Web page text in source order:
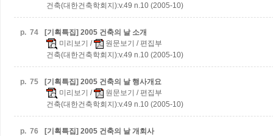
건축(대한건축학회지):v.49 n.10 (2005-10)
p. 74
[기획특집] 2005 건축의 날 소개
미리보기 / 원문보기 / 편집부
건축(대한건축학회지):v.49 n.10 (2005-10)
p. 75
[기획특집] 2005 건축의 날 행사개요
미리보기 / 원문보기 / 편집부
건축(대한건축학회지):v.49 n.10 (2005-10)
p. 76
[기획특집] 2005 건축의 날 개회사